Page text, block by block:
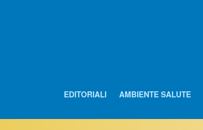
EDITORIALI AMBIENTE SALUTE